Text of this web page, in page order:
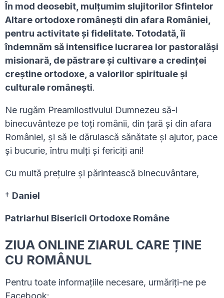
În mod deosebit, mulțumim slujitorilor Sfintelor
Altare ortodoxe românești din afara României,
pentru activitateși fidelitate. Totodată, îi
îndemnăm să intensifice lucrarea lor pastoralăși
misionară , de păstrareși cultivare a credinței
creștine ortodoxe, a valorilor spiritualeși
culturale românești.
Ne rugăm Preamilostivului Dumnezeu să-i
binecuvânteze pe toți românii, din țară și din afara
României, și să le dăruiască sănătate și ajutor, pace
și bucurie, întru mulți și fericiți ani!
Cu multă prețuire și părintească binecuvântare,
† Daniel
Patriarhul Bisericii Ortodoxe Române
ZIUA ONLINE ZIARUL CARE ȚINE
CU ROMÂNUL
Pentru toate informațiile necesare, urmăriți-ne pe
Facebook: